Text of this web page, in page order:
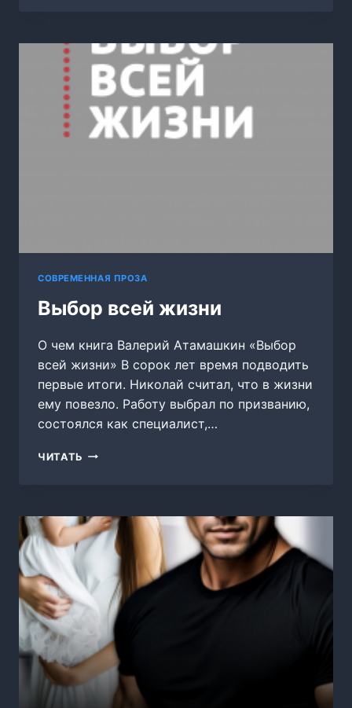
АНГЕЛ
СОВРЕМЕННАЯ ПРОЗА
Выбор всей жизни
О чем книга Валерий Атамашкин «Выбор
всей жизни» В сорок лет время подводить
первые итоги. Николай считал, что в жизни
ему повезло. Работу выбрал по призванию,
состоялся как специалист,…
ЧИТАТЬ ВЫБОР